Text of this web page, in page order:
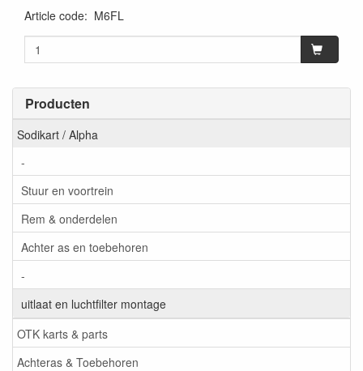
Producten
Sodikart / Alpha
-
Stuur en voortrein
Rem & onderdelen
Achter as en toebehoren
-
uitlaat en luchtfilter montage
OTK karts & parts
Achteras & Toebehoren
Article code: M6FL